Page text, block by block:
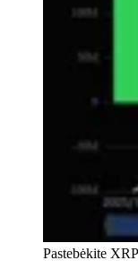
Pastebėkite